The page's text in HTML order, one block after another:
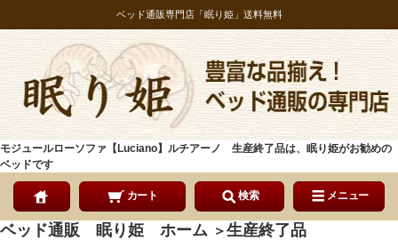
ベッド通販専門店「眠り姫」送料無料
モジュールローソファ【Luciano】ルチアーノ 生産終了品は、眠り姫がお勧めの
ベッドです
カート 検索 メニュー
ベッド通販 眠り姫 ホーム ＞生産終了品